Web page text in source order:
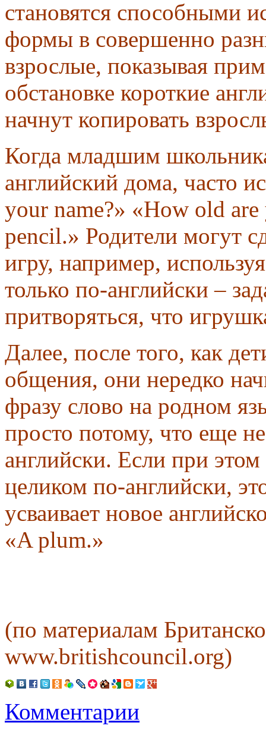
становятся способными
формы в совершенно
взрослые, показывая
обстановке короткие
начнут копировать
Когда младшим
английский дома, часто
your name?» «How old are
pencil.» Родители могут
игру, например,
только по-английски –
притворяться, что
Далее, после того, как
общения, они нередко
фразу слово на родном
просто потому, что еще
английски. Если при
целиком по-английски,
усваивает новое
«A plum.»
(по материалам
www.britishcouncil.org)
Комментарии